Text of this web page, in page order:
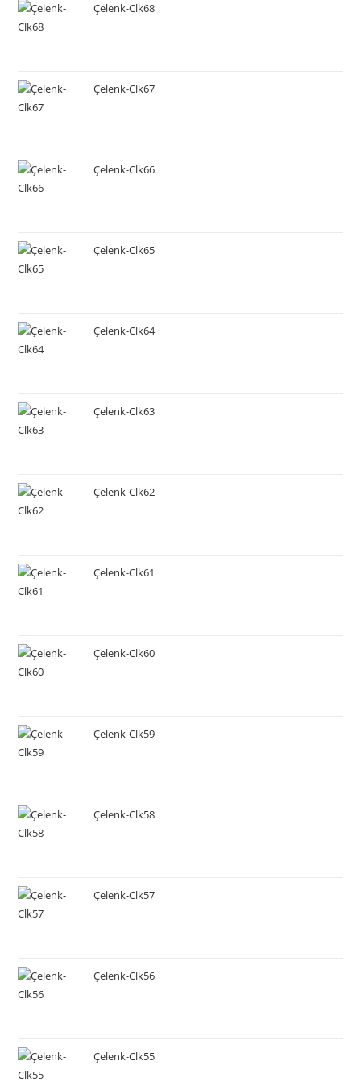
Çelenk-Clk68
Çelenk-Clk67
Çelenk-Clk66
Çelenk-Clk65
Çelenk-Clk64
Çelenk-Clk63
Çelenk-Clk62
Çelenk-Clk61
Çelenk-Clk60
Çelenk-Clk59
Çelenk-Clk58
Çelenk-Clk57
Çelenk-Clk56
Çelenk-Clk55